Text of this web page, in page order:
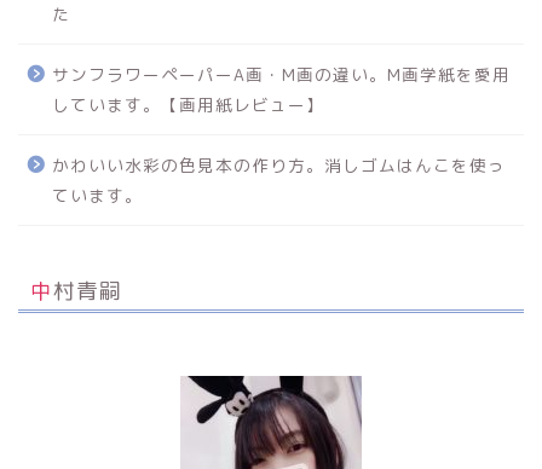
た
サンフラワーペーパーA画・M画の違い。M画学紙を愛用
しています。【画用紙レビュー】
かわいい水彩の色見本の作り方。消しゴムはんこを使っ
ています。
中村青嗣